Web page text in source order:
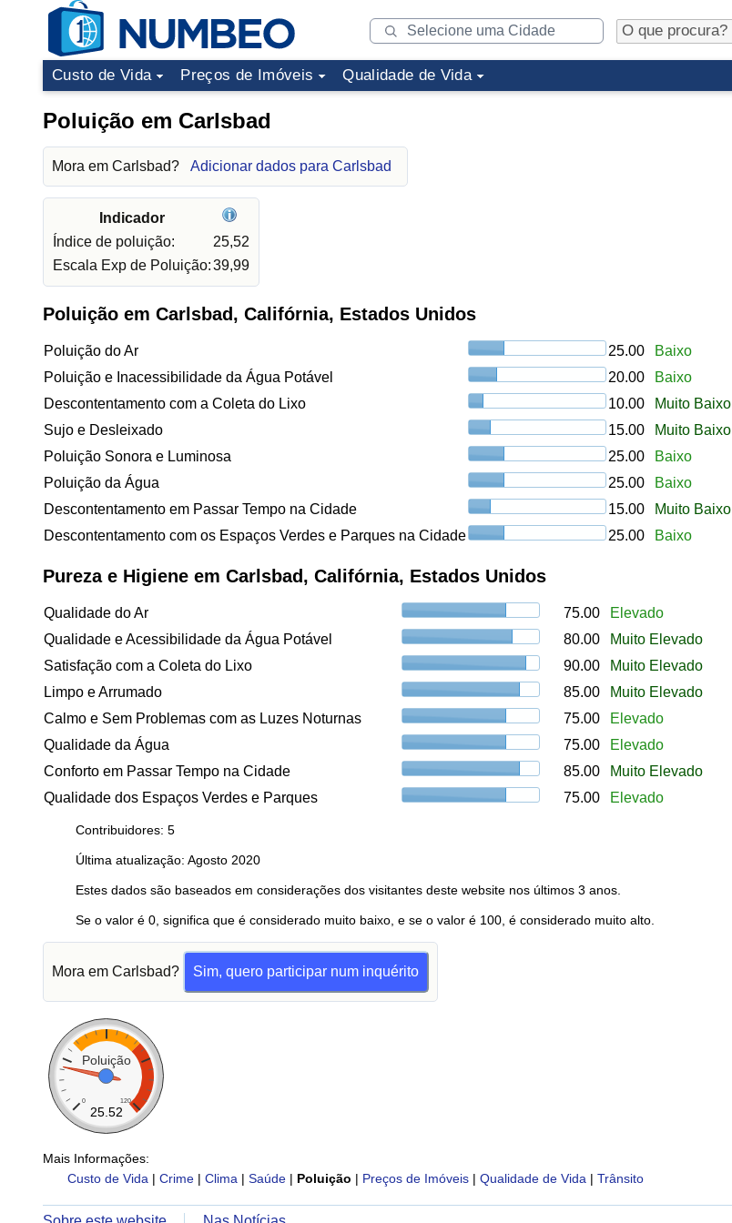
Custo de Vida Preços de Imóveis Qualidade de Vida
Poluição em Carlsbad
Mora em Carlsbad? Adicionar dados para Carlsbad
Indicador
Índice de poluição:
25,52
Escala Exp de Poluição:39,99
Poluição em Carlsbad, Califórnia, Estados Unidos
Poluição do Ar 25.00
Baixo
Poluição e Inacessibilidade da Água Potável
20.00
Baixo
Descontentamento com a Coleta do Lixo
10.00
Muito Baixo
Sujo e Desleixado
15.00
Muito Baixo
Poluição Sonora e Luminosa
25.00
Baixo
Poluição da Água
25.00
Baixo
Descontentamento em Passar Tempo na Cidade
15.00
Muito Baixo
Descontentamento com os Espaços Verdes e Parques na Cidade
25.00 Baixo
Pureza e Higiene em Carlsbad, Califórnia, Estados Unidos
Qualidade do Ar 75.00
Elevado
Qualidade e Acessibilidade da Água Potável
80.00
Muito Elevado
Satisfação com a Coleta do Lixo
90.00
Muito Elevado
Limpo e Arrumado
85.00
Muito Elevado
Calmo e Sem Problemas com as Luzes Noturnas
75.00
Elevado
Qualidade da Água
75.00
Elevado
Conforto em Passar Tempo na Cidade
85.00
Muito Elevado
Qualidade dos Espaços Verdes e Parques
75.00 Elevado
Contribuidores: 5
Última atualização: Agosto 2020
Estes dados são baseados em considerações dos visitantes deste website nos últimos 3 anos.
Se o valor é 0, significa que é considerado muito baixo, e se o valor é 100, é considerado muito alto.
Mora em Carlsbad? Sim, quero participar num inquérito
Poluição
0 120
25.52
Mais Informações:
Custo de Vida | Crime | Clima | Saúde | Poluição | Preços de Imóveis | Qualidade de Vida | Trânsito